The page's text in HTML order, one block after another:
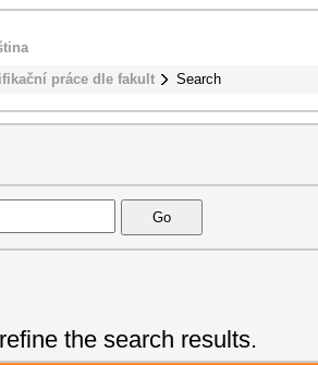
práce dle fakult Search
the search results.